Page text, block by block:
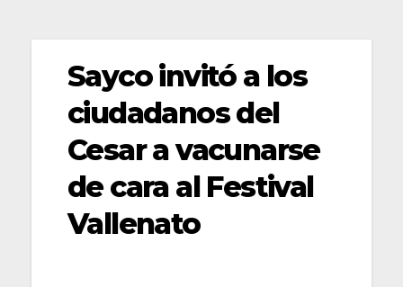
Sayco invitó a los
ciudadanos del
Cesar a vacunarse
de cara al Festival
Vallenato